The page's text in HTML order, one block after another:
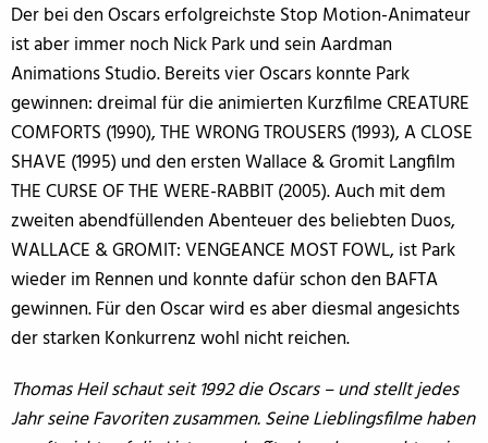
Der bei den Oscars erfolgreichste Stop Motion-Animateur
ist aber immer noch Nick Park und sein Aardman
Animations Studio. Bereits vier Oscars konnte Park
gewinnen: dreimal für die animierten Kurzfilme CREATURE
COMFORTS (1990), THE WRONG TROUSERS (1993), A CLOSE
SHAVE (1995) und den ersten Wallace & Gromit Langfilm
THE CURSE OF THE WERE-RABBIT (2005). Auch mit dem
zweiten abendfüllenden Abenteuer des beliebten Duos,
WALLACE & GROMIT: VENGEANCE MOST FOWL, ist Park
wieder im Rennen und konnte dafür schon den BAFTA
gewinnen. Für den Oscar wird es aber diesmal angesichts
der starken Konkurrenz wohl nicht reichen.
Thomas Heil schaut seit 1992 die Oscars – und stellt jedes
Jahr seine Favoriten zusammen. Seine Lieblingsfilme haben